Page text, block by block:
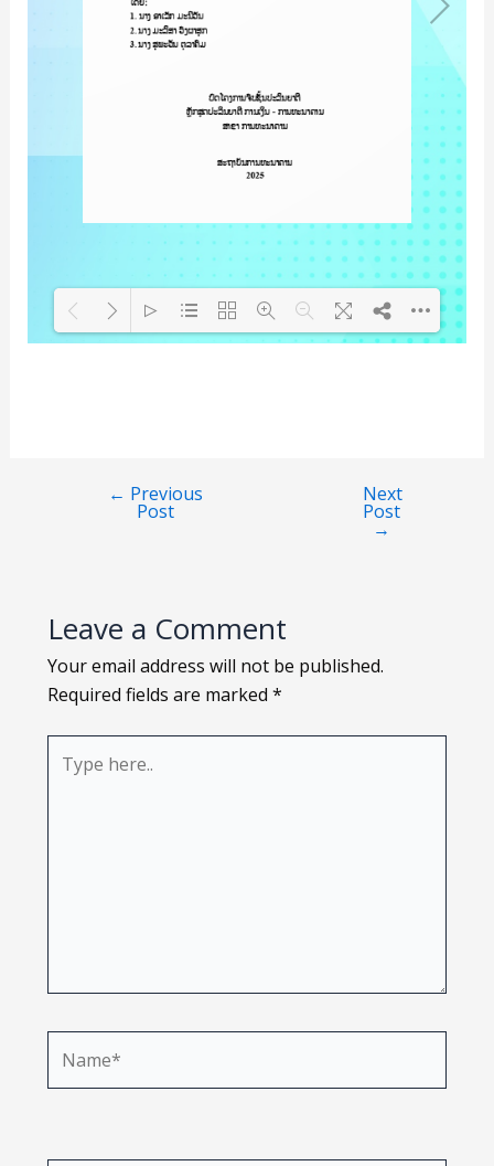
← Previous
Post
Next
Post
→
Leave a Comment
Your email address will not be published.
Required fields are marked *
here..